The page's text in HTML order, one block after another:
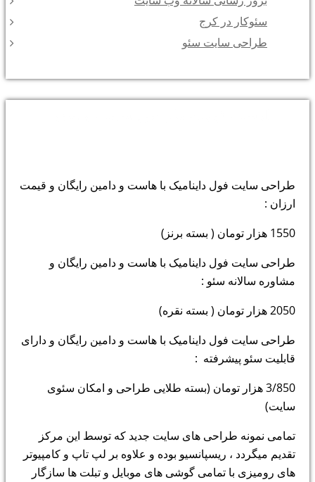
سئوکار در کرج
طراحی سایت سئو
طراحی سایت فول داینامیک با هاست و دامین رایگان و قیمت
ارزان :
1550 هزار تومان ( بسته برنز)
طراحی سایت فول داینامیک با هاست و دامین رایگان و
مشاوره سالانه سئو :
2050 هزار تومان ( بسته نقره)
طراحی سایت فول داینامیک با هاست و دامین رایگان و دارای
قابلیت سئو پیشرفته :
3/850 هزار تومان (بسته طلایی طراحی و امکان سئوی
سایت)
تمامی نمونه طراحی های سایت جدید که توسط این مرکز
تقدیم میگردد ، ریسپانسیو بوده و علاوه بر لپ تاپ و کامپیوتر
های رومیزی با تمامی گوشی های موبایل و تبلت ها سازگار